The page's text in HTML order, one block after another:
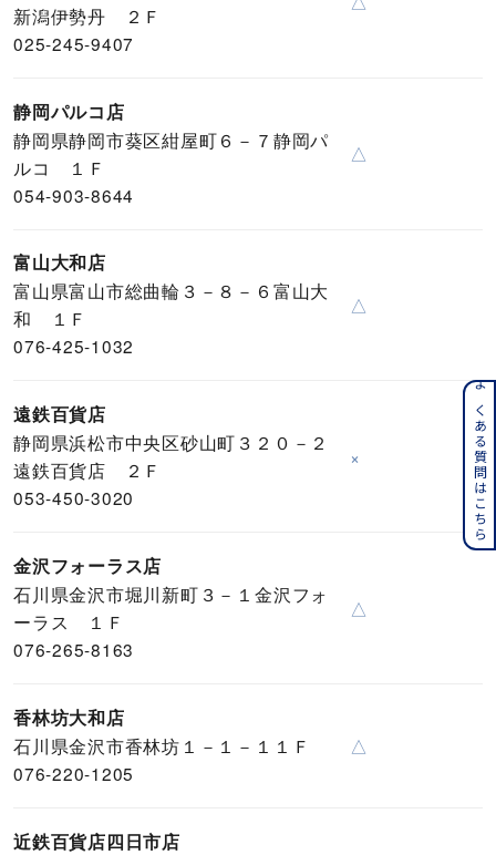
新潟伊勢丹 ２Ｆ
025-245-9407
静岡パルコ店
静岡県静岡市葵区紺屋町６－７静岡パ
ルコ １Ｆ
054-903-8644
△
富山大和店
富山県富山市総曲輪３－８－６富山大
和 １Ｆ
076-425-1032
△
遠鉄百貨店
静岡県浜松市中央区砂山町３２０－２
遠鉄百貨店 ２Ｆ
053-450-3020
×
金沢フォーラス店
石川県金沢市堀川新町３－１金沢フォ
ーラス １Ｆ
076-265-8163
△
香林坊大和店
石川県金沢市香林坊１－１－１１Ｆ
076-220-1205
△
近鉄百貨店四日市店
よくある質問はこちら